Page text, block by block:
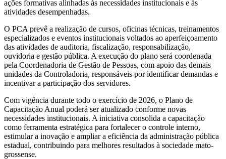
ações formativas alinhadas às necessidades institucionais e às
atividades desempenhadas.
O PCA prevê a realização de cursos, oficinas técnicas, treinamentos
especializados e eventos institucionais voltados ao aperfeiçoamento
das atividades de auditoria, fiscalização, responsabilização,
ouvidoria e gestão pública. A execução do plano será coordenada
pela Coordenadoria de Gestão de Pessoas, com apoio das demais
unidades da Controladoria, responsáveis por identificar demandas e
incentivar a participação dos servidores.
Com vigência durante todo o exercício de 2026, o Plano de
Capacitação Anual poderá ser atualizado conforme novas
necessidades institucionais. A iniciativa consolida a capacitação
como ferramenta estratégica para fortalecer o controle interno,
estimular a inovação e ampliar a eficiência da administração pública
estadual, contribuindo para melhores resultados à sociedade mato-
grossense.